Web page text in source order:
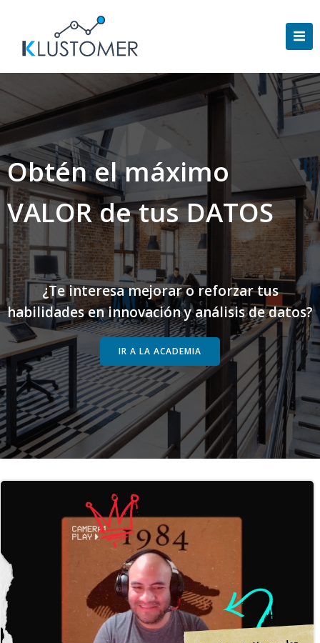
Obtén el máximo
VALOR de tus DATOS
¿Te interesa mejorar o reforzar tus
habilidades en innovación y análisis de datos?
IR A LA ACADEMIA